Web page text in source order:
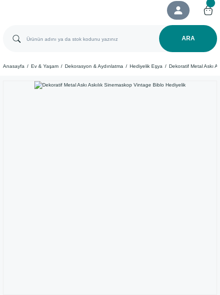
ARA
Anasayfa Ev & Yaşam Dekorasyon & Aydınlatma Hediyelik Eşya Dekoratif Metal Askı